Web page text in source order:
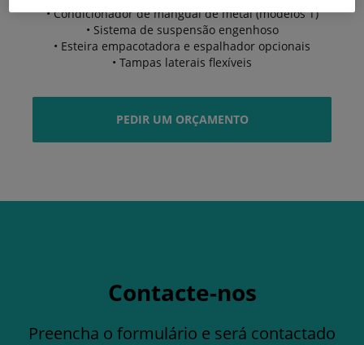
• Condicionador de mangual de metal (modelos T)
• Sistema de suspensão engenhoso
• Esteira empacotadora e espalhador opcionais
• Tampas laterais flexíveis
PEDIR UM ORÇAMENTO
Contacte-nos
Preencha o formulário e será contactado